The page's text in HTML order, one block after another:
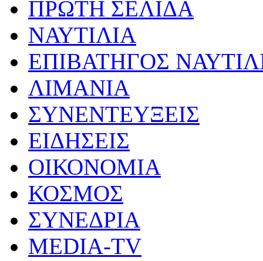
ΠΡΩΤΗ ΣΕΛΙΔΑ
ΝΑΥΤΙΛΙΑ
ΕΠΙΒΑΤΗΓΟΣ
ΛΙΜΑΝΙΑ
ΣΥΝΕΝΤΕΥΞΕΙΣ
ΕΙΔΗΣΕΙΣ
ΟΙΚΟΝΟΜΙΑ
ΚΟΣΜΟΣ
ΣΥΝΕΔΡΙΑ
MEDIA-TV